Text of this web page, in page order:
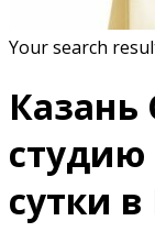
Your search
Казань
студию
сутки